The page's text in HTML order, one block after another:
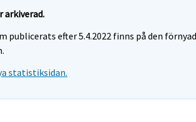
arkiverad.
publicerats efter 5.4.2022 finns på den
statistiksidan.